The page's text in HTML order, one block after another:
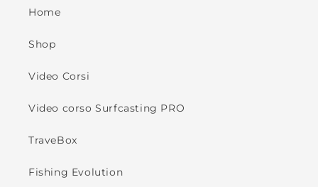
Home
Shop
Video Corsi
Video corso Surfcasting PRO
TraveBox
Fishing Evolution